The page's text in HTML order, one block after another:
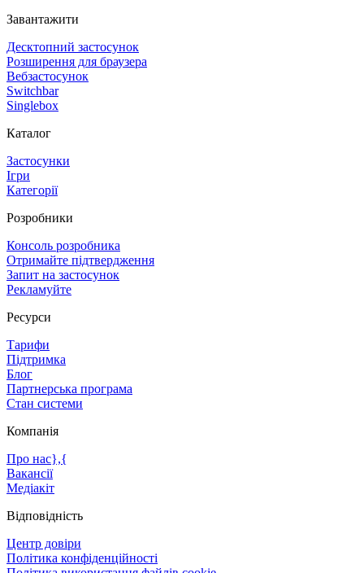
Завантажити
Десктопний застосунок
Розширення для браузера
Вебзастосунок
Switchbar
Singlebox
Каталог
Застосунки
Ігри
Категорії
Розробники
Консоль розробника
Отримайте підтвердження
Запит на застосунок
Рекламуйте
Ресурси
Тарифи
Підтримка
Блог
Партнерська програма
Стан системи
Компанія
Про нас},{
Вакансії
Медіакіт
Відповідність
Центр довіри
Політика конфіденційності